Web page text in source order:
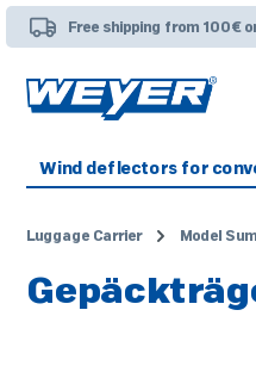
to main content
Skip to search
Skip to main navigation
Free shipping from 100€
Wind deflectors for
Luggage Carrier Model